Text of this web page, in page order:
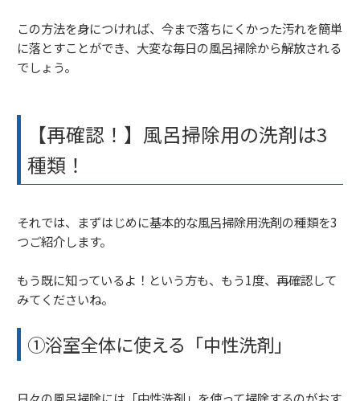
この方法を身につければ、今まで落ちにくかった汚れを簡単
に落とすことができ、大変な毎日の風呂掃除から解放される
でしょう。
【再確認！】風呂掃除用の洗剤は3
種類！
それでは、まずはじめに基本的な風呂掃除用洗剤の種類を3
つご紹介します。
もう既に知っているよ！という方も、もう1度、再確認して
みてくださいね。
①浴室全体に使える「中性洗剤」